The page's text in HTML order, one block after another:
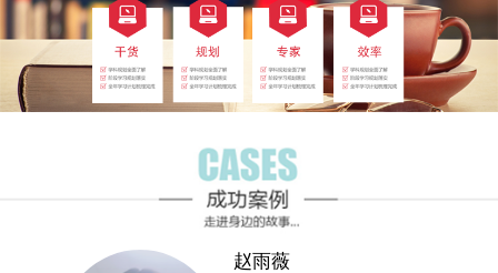
经 验： 先后为2000余名网络通信等专业学生解决了工作问题，向万余名家长交上了满意的答卷
授课方向：主要负责讲授职业素养、职业礼仪、工作效能等课程
赵雨薇